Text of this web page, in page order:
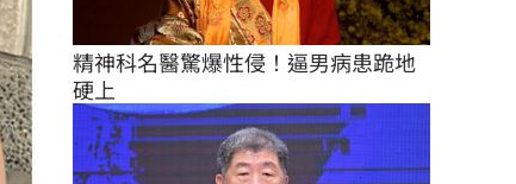
精神科名醫驚爆性侵！逼男病患跪地
硬上